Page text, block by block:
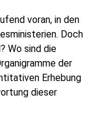
voran, in den
Doch
Wo sind die
der
Erhebung
dieser